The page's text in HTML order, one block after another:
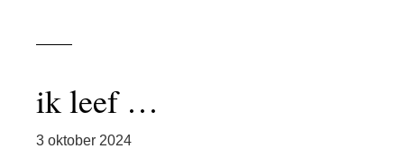
ik leef …
3 oktober 2024